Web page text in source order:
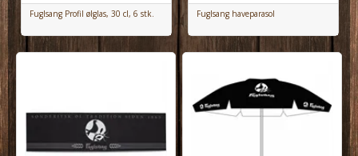
Fuglsang Profil ølglas, 30 cl, 6 stk. Fuglsang haveparasol